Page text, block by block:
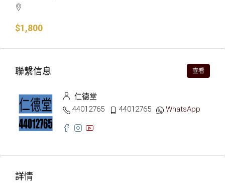
$1,800
聯繫信息 查看
仁德堂
44012765
44012765 WhatsApp
詳情